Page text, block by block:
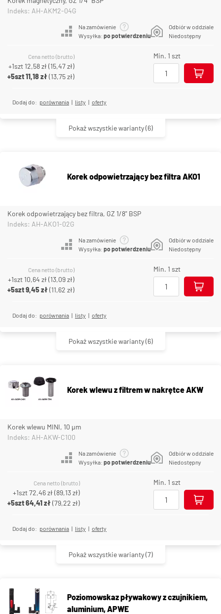
Indeks: AH-AKM2-04G
Na zamówienie
Wysyłka: po potwierdzeniu
Odbiór w oddziale
Niedostępny
Cena netto (brutto)
+1szt 12,58 zł(15,47 zł)
+5szt11,18 zł(13,75 zł)
Min. 1 szt
Dodaj do: porównania | listy | oferty
Pokaż wszystkie warianty(6)
Korek odpowietrzający bez filtra AKO1
Korek odpowietrzający bez filtra, GZ 1/8" BSP
Indeks: AH-AKO1-02G
Na zamówienie
Wysyłka: po potwierdzeniu
Odbiór w oddziale
Niedostępny
Cena netto (brutto)
+1szt 10,64 zł(13,09 zł)
+5szt9,45 zł(11,62 zł)
Min. 1 szt
Dodaj do: porównania | listy | oferty
Pokaż wszystkie warianty(6)
Korek wlewu z filtrem w nakrętce AKW
Korek wlewu MINI, 10 µm
Indeks: AH-AKW-C100
Na zamówienie
Wysyłka: po potwierdzeniu
Odbiór w oddziale
Niedostępny
Cena netto (brutto)
+1szt72,46 zł(89,13 zł)
+5szt64,41 zł(79,22 zł)
Min. 1 szt
Dodaj do: porównania | listy | oferty
Pokaż wszystkie warianty(7)
Poziomowskaz pływakowy z czujnikiem,
aluminium, APWE